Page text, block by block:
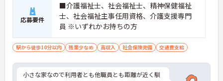
応募要件
■介護福祉士、社会福祉士、精神保健福祉
士、社会福祉主事任用資格、介護支援専門
員 ※いずれかお持ちの方
駅から徒歩10分以内 残業少なめ 高収入 社会保険完備 交通費支給
小さな家なので利用者とも他職員とも距離が近く馴